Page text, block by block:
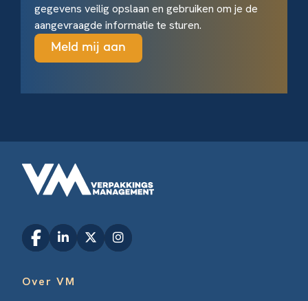
gegevens veilig opslaan en gebruiken om je de
aangevraagde informatie te sturen.
Over VM